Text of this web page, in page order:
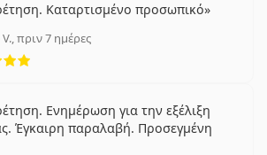
Καταρτισμένο προσωπικό
πριν 7 ημέρες
5 αξιολογήσεις από 5
Ενημέρωση για την εξέλιξη
Έγκαιρη παραλαβή. Προσεγμένη